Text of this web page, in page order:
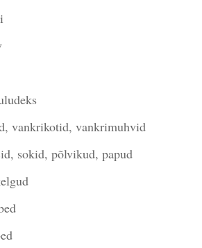
vankrikotid, vankrimuhvid
sokid, põlvikud, papud